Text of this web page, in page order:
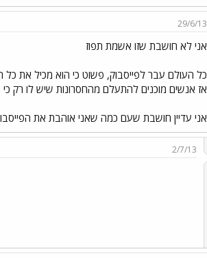
29/6/13
אני לא חושבת שזו אשמת תפוז
כל העולם עבר לפייסבוק, פשוט כי הוא מכיל את
אז אנשים מוכנים להתעלם מהחסרונות שיש לו רק כי
אני עדיין חושבת שעם כמה שאני אוהבת את
2/7/13